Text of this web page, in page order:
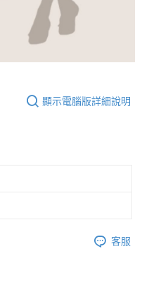
顯示電腦版詳細說明
客服